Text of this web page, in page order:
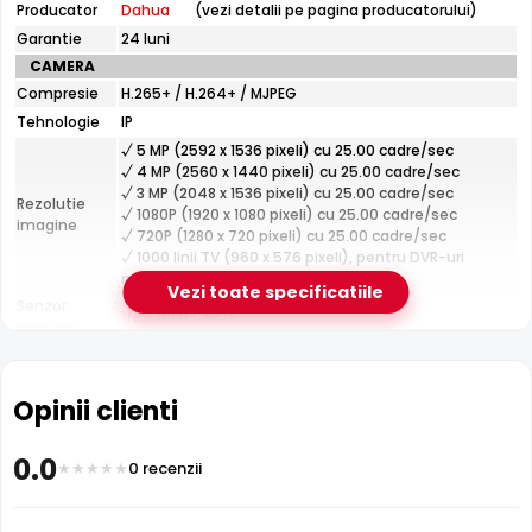
e-Camere.ro recomanda acest produs pentru:
supravegherea copiilor sau varstnicilor, cu convorbire
in ambele sensuri; instalari profesionale cu cablare
UTP structurata.
raza de actiune de pana la
uman si nu deranjeaza.
HY-
SAV849HA-
E
Producator
Dahua
(vezi detalii pe pagina producatorului)
Garantie
24 luni
CAMERA
Compresie
H.265+ / H.264+ / MJPEG
Tehnologie
IP
Rezolutie
imagine
√ 5 MP (2592 x 1536 pixeli) cu 25.00 cadre/sec
√ 4 MP (2560 x 1440 pixeli) cu 25.00 cadre/sec
√ 3 MP (2048 x 1536 pixeli) cu 25.00 cadre/sec
√ 1080P (1920 x 1080 pixeli) cu 25.00 cadre/sec
√ 720P (1280 x 720 pixeli) cu 25.00 cadre/sec
√ 1000 linii TV (960 x 576 pixeli), pentru DVR-uri
model vechi
1/2.7 inch CMOS
Infrarosu
Pana la 20 metri (pentru vizualizarea pe timpul
noptii)
Format
Dome
Vezi toate specificatiile
Opinii clienti
0.0 0 recenzii